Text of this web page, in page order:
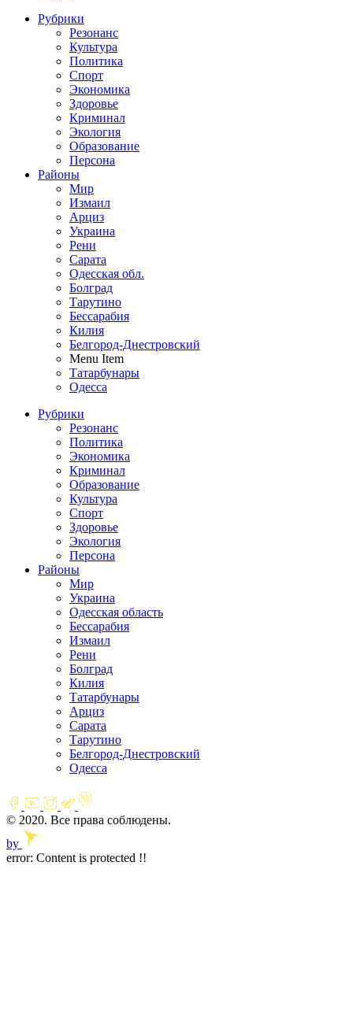
Рубрики
Резонанс
Культура
Политика
Спорт
Экономика
Здоровье
Криминал
Экология
Образование
Персона
Районы
Мир
Измаил
Арциз
Украина
Рени
Сарата
Одесская обл.
Болград
Тарутино
Бессарабия
Килия
Белгород-Днестровский
Menu Item
Татарбунары
Одесса
Рубрики
Резонанс
Политика
Экономика
Криминал
Образование
Культура
Спорт
Здоровье
Экология
Персона
Районы
Мир
Украина
Одесская область
Бессарабия
Измаил
Рени
Болград
Килия
Татарбунары
Арциз
Сарата
Тарутино
Белгород-Днестровский
Одесса
© 2020. Все права соблюдены.
by
error: Content is protected !!